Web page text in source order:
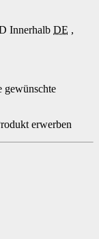
Innerhalb DE ,
gewünschte
erwerben